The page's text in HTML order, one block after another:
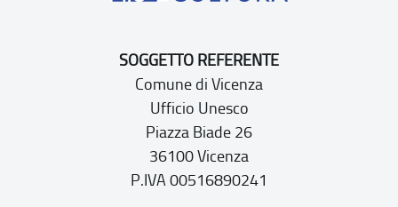
SOGGETTO REFERENTE
Comune di Vicenza
Ufficio Unesco
Piazza Biade 26
36100 Vicenza
P.IVA 00516890241